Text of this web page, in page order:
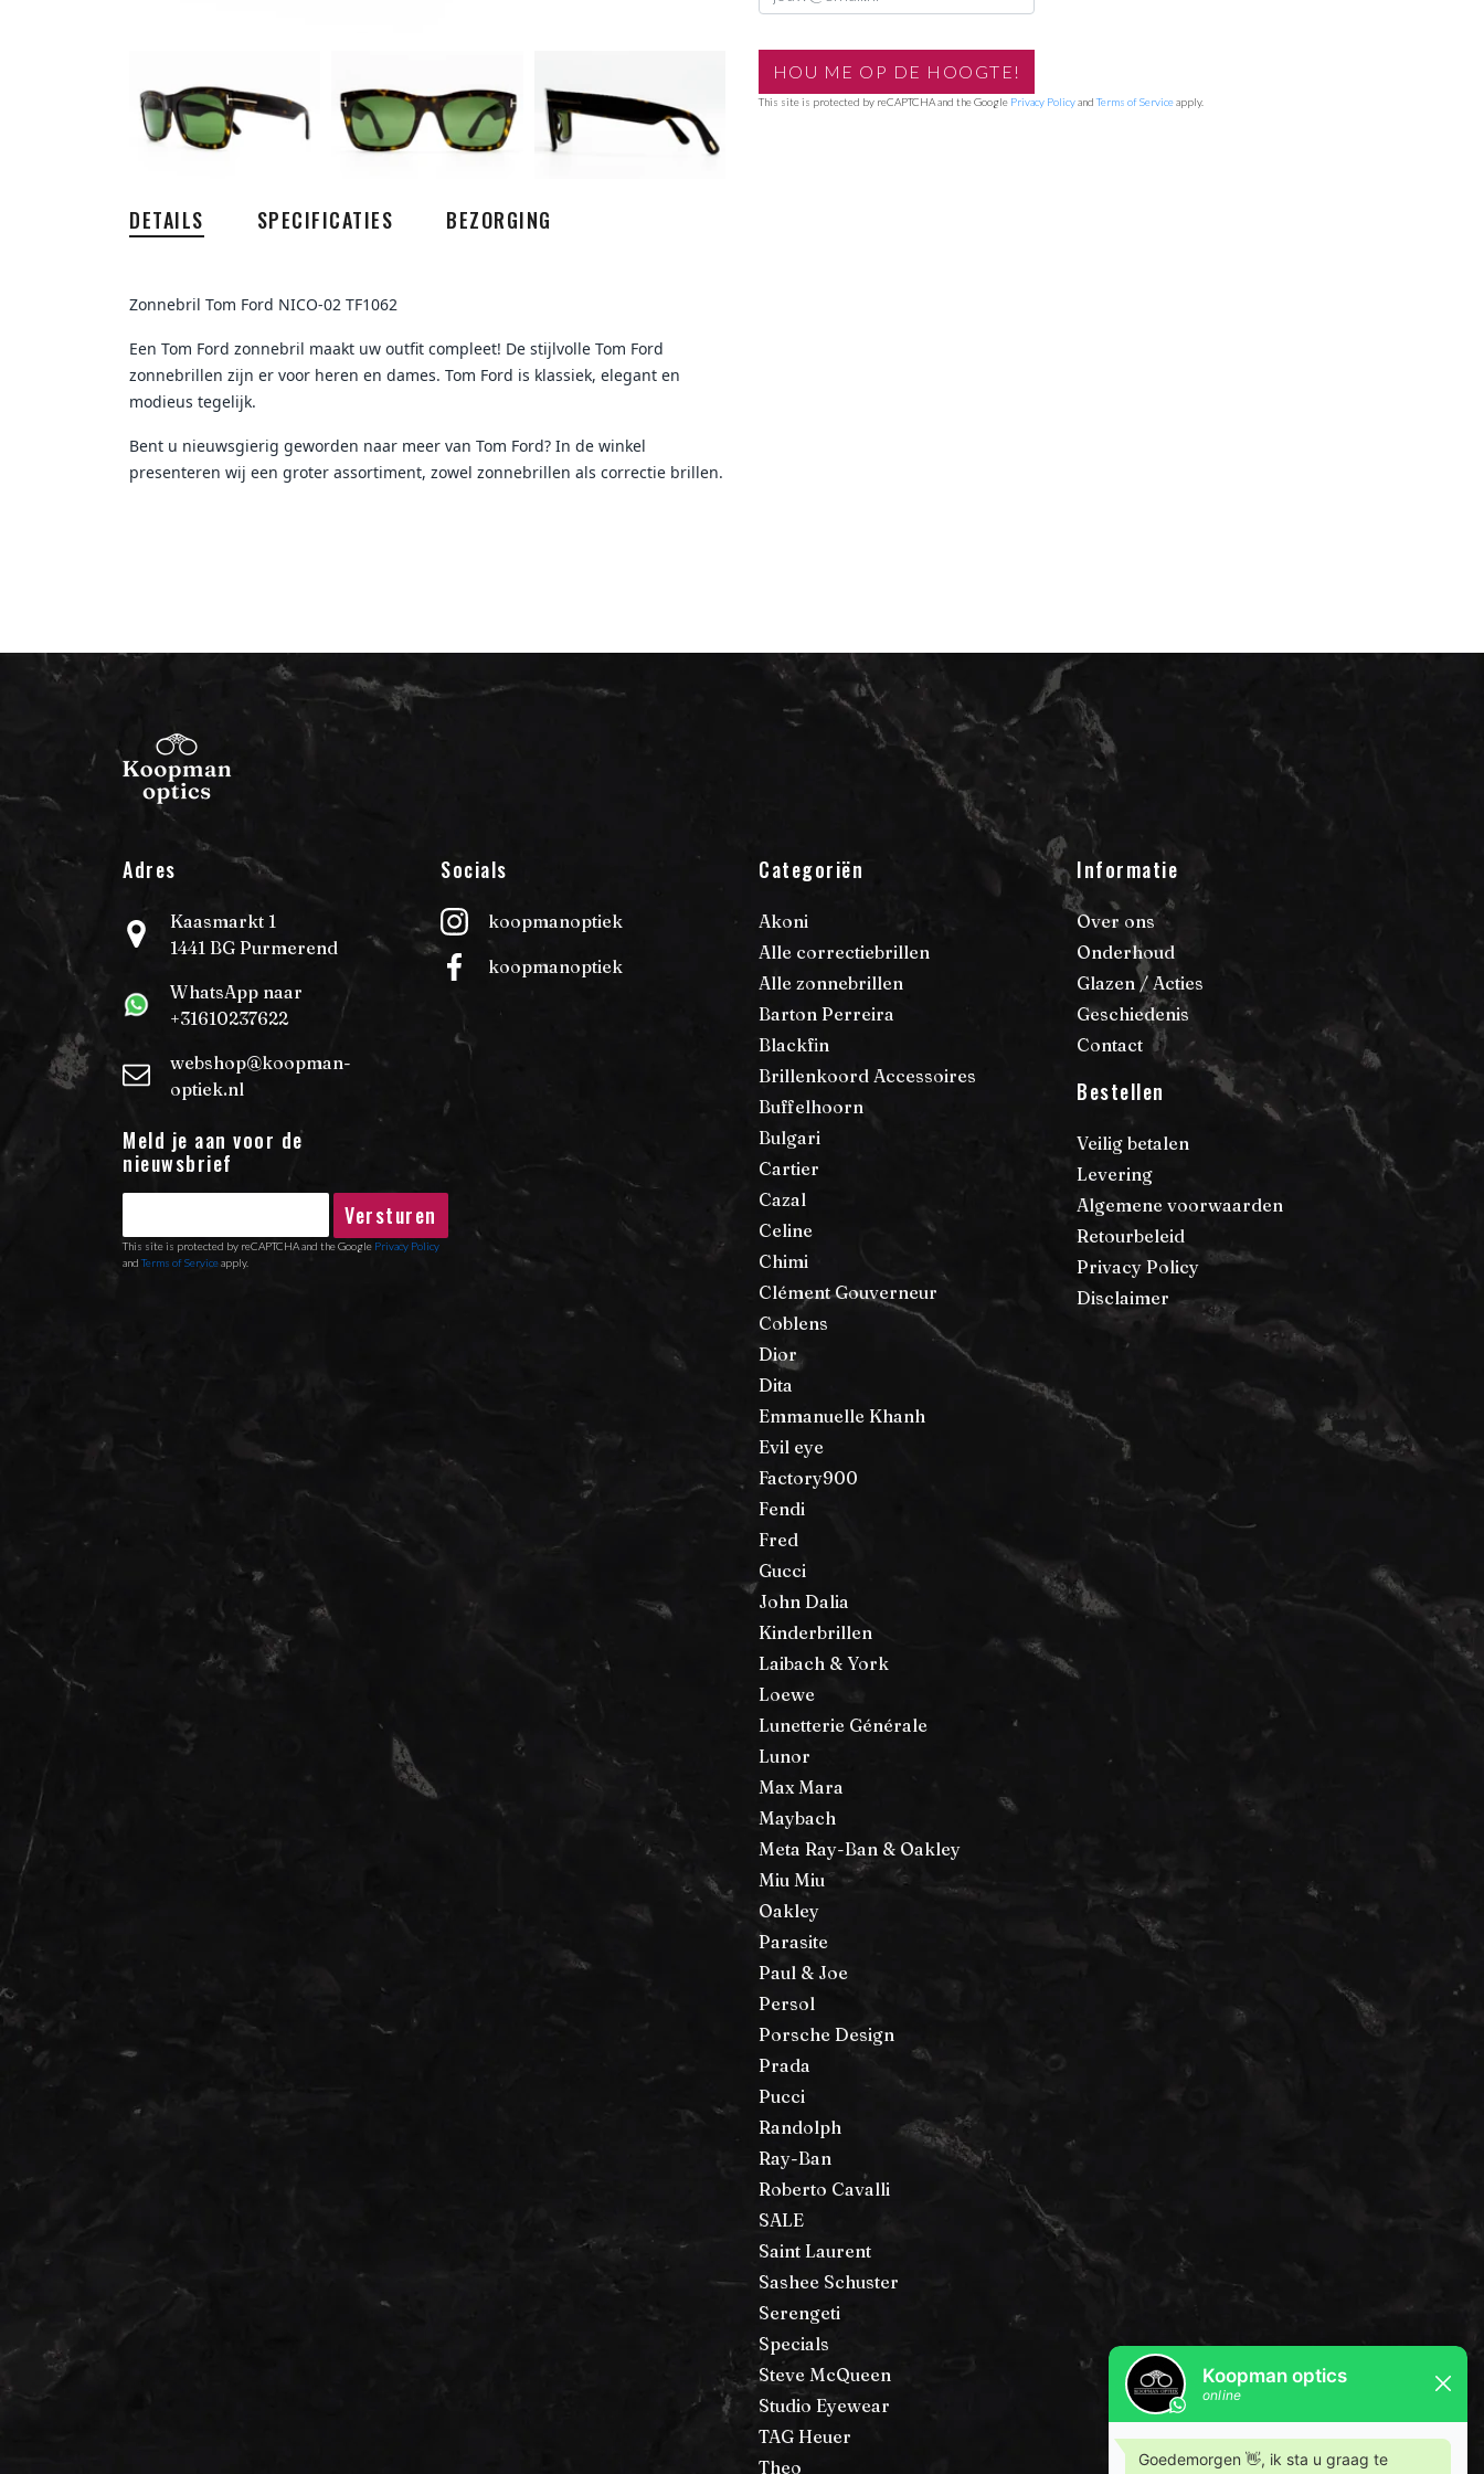
This site is protected by reCAPTCHA and the Google Privacy PolicyandTerms of Serviceapply.
DETAILS SPECIFICATIES BEZORGING
Zonnebril Tom Ford NICO-02 TF1062
Een Tom Ford zonnebril maakt uw outfit compleet! De stijlvolle Tom Ford
zonnebrillen zijn er voor heren en dames. Tom Ford is klassiek, elegant en
modieus tegelijk.
Bent u nieuwsgierig geworden naar meer van Tom Ford? In de winkel
presenteren wij een groter assortiment, zowel zonnebrillen als correctie brillen.
Adres
Kaasmarkt 1
1441 BG Purmerend
WhatsApp naar
+31610237622
webshop@koopman-
optiek.nl
Meld je aan voor de
nieuwsbrief
Versturen
This site is protected by reCAPTCHA and the Google Privacy Policy
andTerms of Serviceapply.
Socials
koopmanoptiek
koopmanoptiek
Categoriën
Akoni
Alle correctiebrillen
Alle zonnebrillen
Barton Perreira
Blackfin
Brillenkoord Accessoires
Buffelhoorn
Bulgari
Cartier
Cazal
Celine
Chimi
Clément Gouverneur
Coblens
Dior
Dita
Emmanuelle Khanh
Evil eye
Factory900
Fendi
Fred
Gucci
John Dalia
Kinderbrillen
Laibach & York
Loewe
Lunetterie Générale
Lunor
Max Mara
Maybach
Meta Ray-Ban & Oakley
Miu Miu
Oakley
Parasite
Paul & Joe
Persol
Porsche Design
Prada
Pucci
Randolph
Ray-Ban
Roberto Cavalli
SALE
Saint Laurent
Sashee Schuster
Serengeti
Specials
Steve McQueen
Studio Eyewear
TAG Heuer
Theo
Informatie
Over ons
Onderhoud
Glazen / Acties
Geschiedenis
Contact
Bestellen
Veilig betalen
Levering
Algemene voorwaarden
Retourbeleid
Privacy Policy
Disclaimer